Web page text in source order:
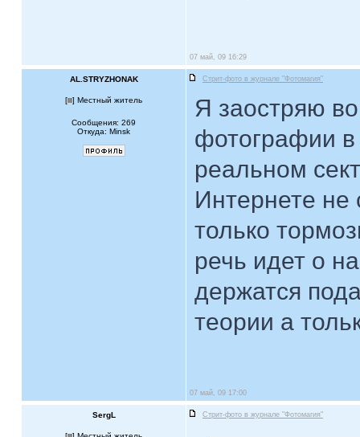
07 май, 09 16:29
AL.STRYZHONAK Стрит-фото в журнале "Фотомагия"
[ ] Местный житель
Сообщения: 269
Откуда: Minsk
Я заостряю
фотографии
реальном
Интернете не
только
речь идет о
держатся
теории а
07 май, 09 17:00
SergL Стрит-фото в журнале "Фотомагия"